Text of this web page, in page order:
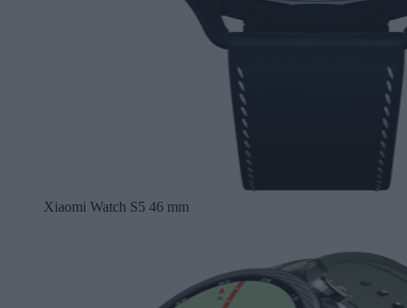
Xiaomi Watch S5 46 mm